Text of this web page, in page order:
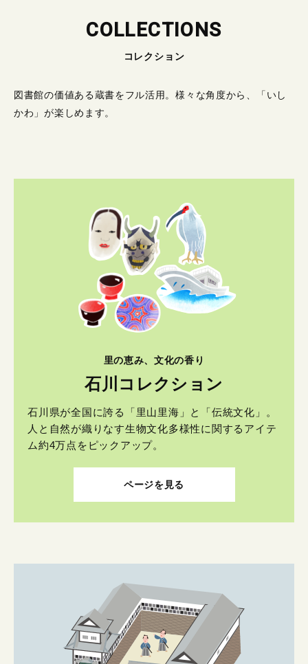
COLLECTIONS
コレクション
図書館の価値ある蔵書をフル活用。様々な角度から、「いし
かわ」が楽しめます。
里の恵み、文化の香り
石川コレクション
石川県が全国に誇る「里山里海」と「伝統文化」。
人と自然が織りなす生物文化多様性に関するアイテ
ム約4万点をピックアップ。
ページを見る